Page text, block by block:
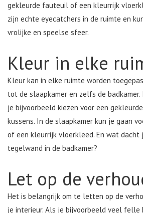
gekleurde fauteuil of een kleurrijk
zijn echte eyecatchers in de ruimte en
vrolijke en speelse sfeer.
Kleur in elke
Kleur kan in elke ruimte worden
tot de slaapkamer en zelfs de badkamer.
je bijvoorbeeld kiezen voor een
kussens. In de slaapkamer kun je gaan
of een kleurrijk vloerkleed. En wat dacht
tegelwand in de badkamer?
Let op de
Het is belangrijk om te letten op de
je interieur. Als je bijvoorbeeld veel felle